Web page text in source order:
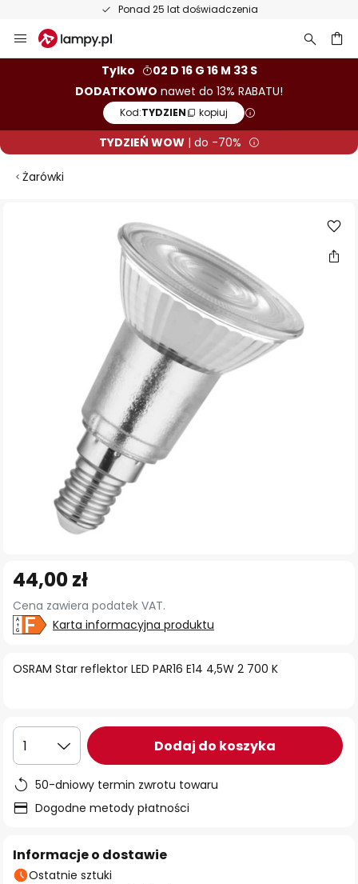
Ponad 25 lat doświadczenia
Przejdź
do
Tylko
02 D 16 G 16 M 32 S
DODATKOWO nawet do 13% RABATU!
Kod:TYDZIEN kopiuj
TYDZIEŃ WOW| do -70%
Żarówki
na
początek
galerii
OSRAM Star reflektor LED PAR16 E14 4,5W 2 700 K
44,00 zł
Cena zawiera podatek VAT.
Karta informacyjna produktu
1 Dodaj do koszyka
50-dniowy termin zwrotu towaru
Dogodne metody płatności
Informacje o dostawie
Ostatnie sztuki